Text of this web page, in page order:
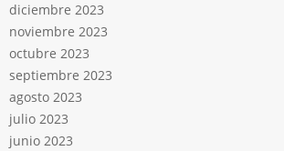
diciembre 2023
noviembre 2023
octubre 2023
septiembre 2023
agosto 2023
julio 2023
junio 2023